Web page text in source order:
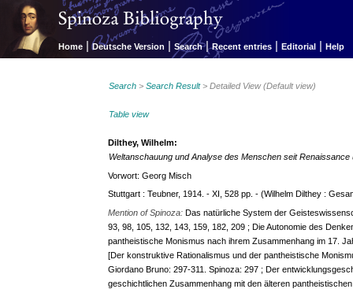
Home | Deutsche Version | Search | Recent entries | Editorial | Help
Search >Search Result> Detailed View (Default view)
Table view
Dilthey, Wilhelm:
Weltanschauung und Analyse des Menschen seit Renaissance
Vorwort: Georg Misch
Stuttgart : Teubner, 1914. - XI, 528 pp. - (Wilhelm Dilthey :
Mention of Spinoza:Das natürliche System der
93, 98, 105, 132, 143, 159, 182, 209 ; Die Autonomie des
pantheistische Monismus nach ihrem Zusammenhang im 17.
[Der konstruktive Rationalismus und der pantheistische
Giordano Bruno: 297-311. Spinoza: 297 ; Der
geschichtlichen Zusammenhang mit den älteren